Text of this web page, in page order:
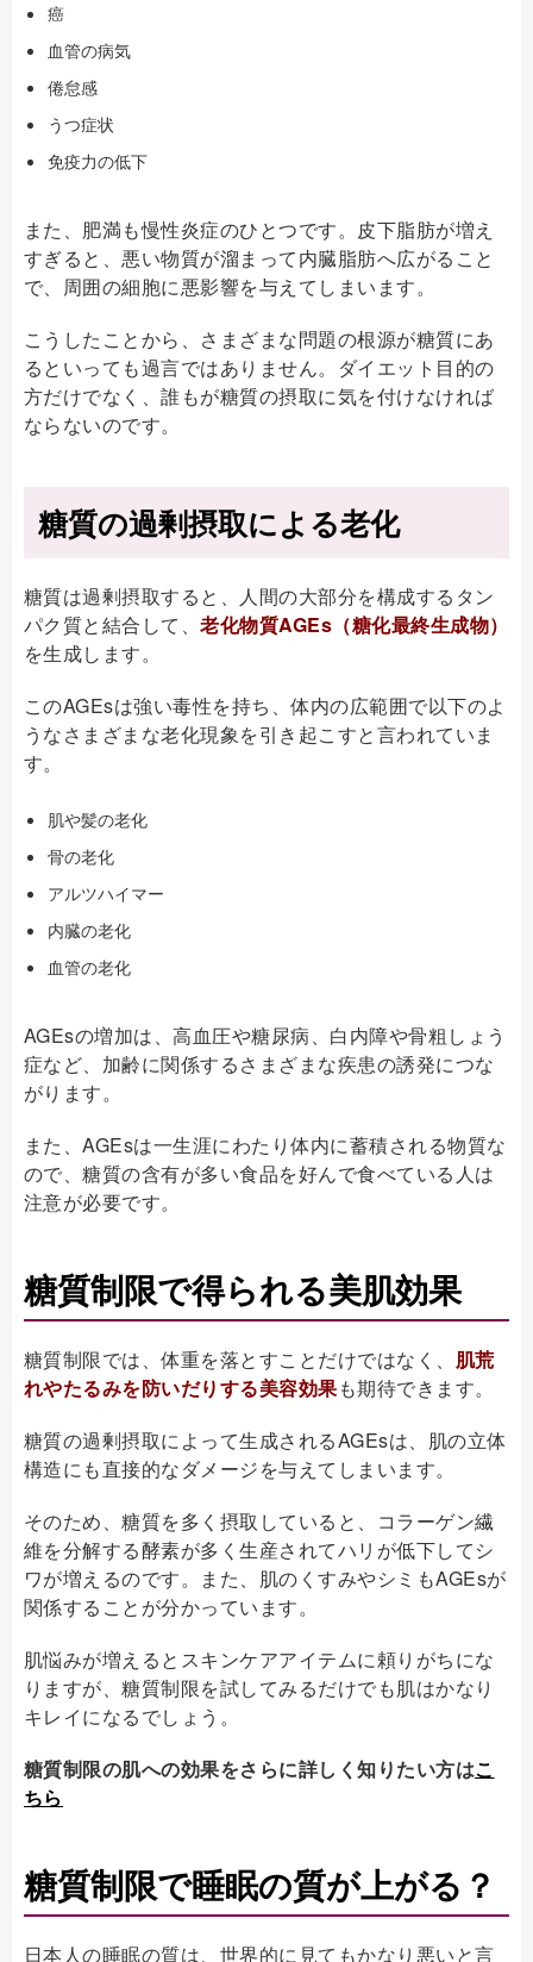
癌
血管の病気
倦怠感
うつ症状
免疫力の低下
また、肥満も慢性炎症のひとつです。皮下脂肪が増え
すぎると、悪い物質が溜まって内臓脂肪へ広がること
で、周囲の細胞に悪影響を与えてしまいます。
こうしたことから、さまざまな問題の根源が糖質にあ
るといっても過言ではありません。ダイエット目的の
方だけでなく、誰もが糖質の摂取に気を付けなければ
ならないのです。
糖質の過剰摂取による老化
糖質は過剰摂取すると、人間の大部分を構成するタン
パク質と結合して、老化物質AGEs（糖化最終生成物）
を生成します。
このAGEsは強い毒性を持ち、体内の広範囲で以下のよ
うなさまざまな老化現象を引き起こすと言われていま
す。
肌や髪の老化
骨の老化
アルツハイマー
内臓の老化
血管の老化
AGEsの増加は、高血圧や糖尿病、白内障や骨粗しょう
症など、加齢に関係するさまざまな疾患の誘発につな
がります。
また、AGEsは一生涯にわたり体内に蓄積される物質な
ので、糖質の含有が多い食品を好んで食べている人は
注意が必要です。
糖質制限で得られる美肌効果
糖質制限では、体重を落とすことだけではなく、 肌荒
れやたるみを防いだりする美容効果も期待できます。
糖質の過剰摂取によって生成されるAGEsは、肌の立体
構造にも直接的なダメージを与えてしまいます。
そのため、糖質を多く摂取していると、コラーゲン繊
維を分解する酵素が多く生産されてハリが低下してシ
ワが増えるのです。また、肌のくすみやシミもAGEsが
関係することが分かっています。
肌悩みが増えるとスキンケアアイテムに頼りがちにな
りますが、糖質制限を試してみるだけでも肌はかなり
キレイになるでしょう。
糖質制限の肌への効果をさらに詳しく知りたい方はこ
ちら
糖質制限で睡眠の質が上がる？
日本人の睡眠の質は、世界的に見てもかなり悪いと言